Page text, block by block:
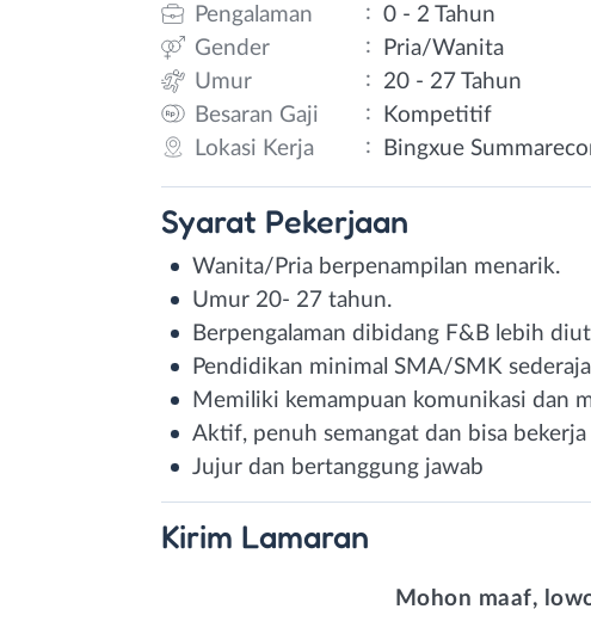
Pengalaman
: 0 - 2 Tahun
Gender
:
Pria/Wanita
Umur
:
20 - 27 Tahun
Besaran Gaji
:
Kompetitif
Lokasi Kerja
: Bingxue
Syarat Pekerjaan
Wanita/Pria berpenampilan menarik.
Umur 20- 27 tahun.
Berpengalaman dibidang F&B lebih
Pendidikan minimal SMA/SMK
Memiliki kemampuan komunikasi dan
Aktif, penuh semangat dan bisa
Jujur dan bertanggung jawab
Kirim Lamaran
Mohon maaf,